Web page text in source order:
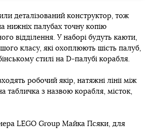
деталізований конструктор, тож
нижніх палубах точну копію
відділення. У наборі будуть каюти,
класу, які охоплюють шість палуб,
стилі на D-палубі корабля.
робочий якір, натяжні лінії між
табличка з назвою корабля, місток,
LEGO Group Майка Псяки, для